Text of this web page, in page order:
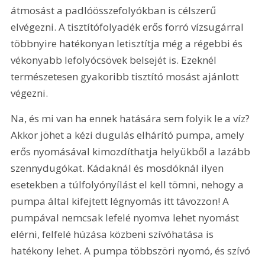
átmosást a padlóösszefolyókban is célszerű
elvégezni. A tisztítófolyadék erős forró vízsugárral
többnyire hatékonyan letisztítja még a régebbi és
vékonyabb lefolyócsövek belsejét is. Ezeknél
természetesen gyakoribb tisztító mosást ajánlott
végezni.
Na, és mi van ha ennek hatására sem folyik le a víz?
Akkor jöhet a kézi dugulás elhárító pumpa, amely
erős nyomásával kimozdíthatja helyükből a lazább
szennydugókat. Kádaknál és mosdóknál ilyen
esetekben a túlfolyónyílást el kell tömni, nehogy a
pumpa által kifejtett légnyomás itt távozzon! A
pumpával nemcsak lefelé nyomva lehet nyomást
elérni, felfelé húzása közbeni szívóhatása is
hatékony lehet. A pumpa többszöri nyomó, és szívó